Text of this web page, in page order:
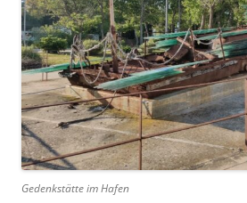
Gedenkstätte im Hafen